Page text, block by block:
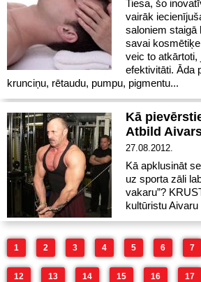
Tiesa, šo
vairāk
saloniem staigā
savai
veic to atkārtoti,
efektivitāti. Āda
krunciņu, rētaudu, pumpu, pigmentu...
Kā
Atbild
27.08.2012.
Kā apklusināt
uz sporta zāli
vakaru”?
kultūristu
1 2 3 4 5 6 7
12 13 14 15 16 17